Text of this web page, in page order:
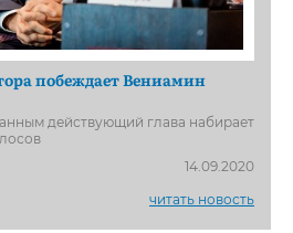
побеждает Вениамин
действующий глава набирает
14.09.2020
читать новость